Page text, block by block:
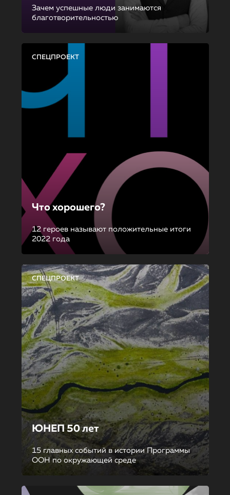
Зачем успешные люди занимаются
благотворительностью
СПЕЦПРОЕКТ
Что хорошего?
12 героев называют положительные итоги
2022 года
СПЕЦПРОЕКТ
ЮНЕП 50 лет
15 главных событий в истории Программы
ООН по окружающей среде